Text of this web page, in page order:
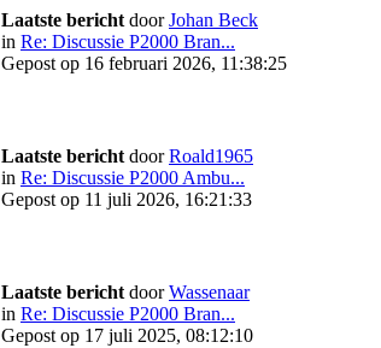
Laatste bericht doorJohan Beck
in Re: Discussie P2000 Bran...
Gepost op 16 februari 2026, 11:38:25
Laatste bericht doorRoald1965
in Re: Discussie P2000 Ambu...
Gepost op 11 juli 2026, 16:21:33
Laatste bericht doorWassenaar
in Re: Discussie P2000 Bran...
Gepost op 17 juli 2025, 08:12:10